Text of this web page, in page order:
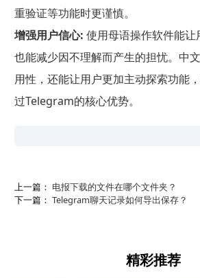
重验证等功能时更谨慎。
增强用户信心: 使用母语操作软件能让
也能减少因不理解而产生的担忧。中
用性，还能让用户更加主动探索功能
过Telegram的核心优势。
上一篇： 电报下载的文件在哪个文件夹？
下一篇： Telegram聊天记录如何导出保存？
精彩推荐